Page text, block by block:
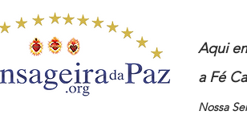
Aqui
a Fé
Nossa